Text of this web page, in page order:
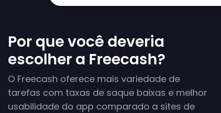
Por que você deveria
escolher a Freecash?
O Freecash oferece mais variedade de
tarefas com taxas de saque baixas e melhor
usabilidade do app comparado a sites de